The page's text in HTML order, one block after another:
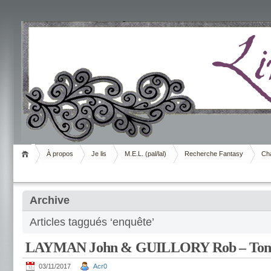
Livrement
À propos Je lis M.E.L. (pal/lal) Recherche Fantasy
Archive
Articles taggués ‘enquête’
LAYMAN John & GUILLORY Rob –
03/11/2017 Acr0